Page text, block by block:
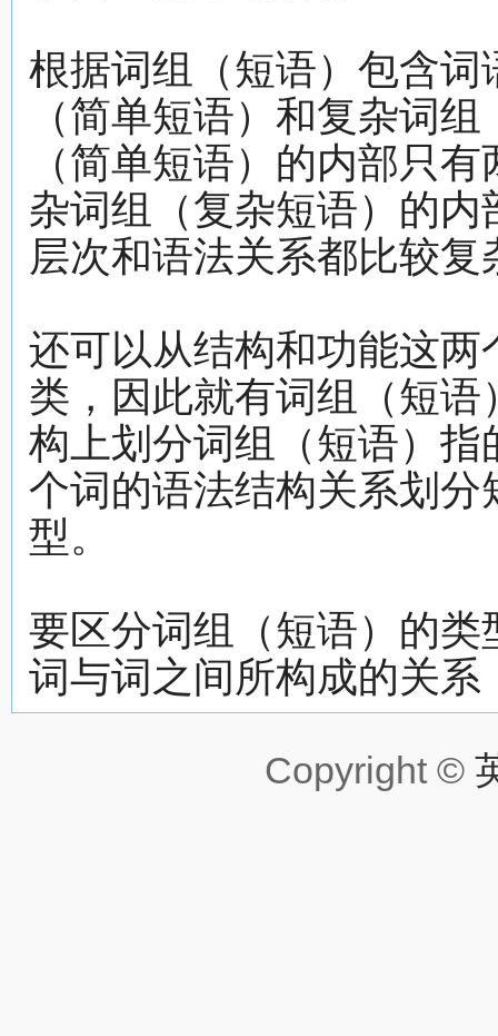
根据词组（短语）包含
（简单短语）和复杂词
（简单短语）的内部只
杂词组（复杂短语）的
层次和语法关系都比较复
还可以从结构和功能这
类，因此就有词组（短
构上划分词组（短语）
个词的语法结构关系划
型。
要区分词组（短语）的
词与词之间所构成的关系
Copyright ©